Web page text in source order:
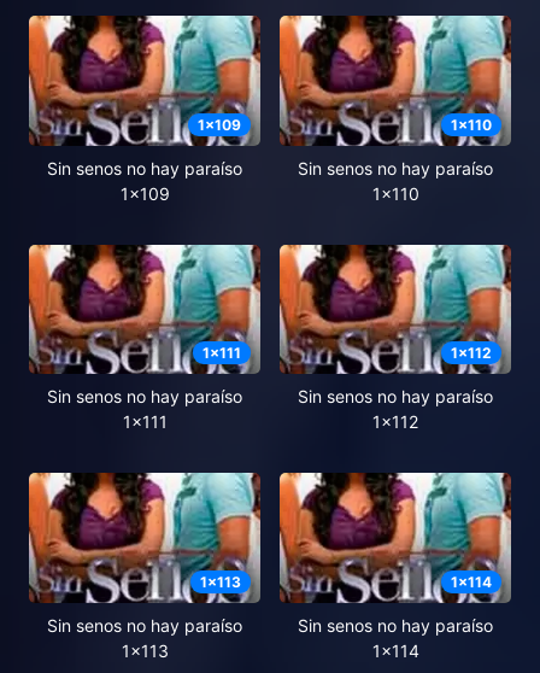
1x109
Sin senos no hay paraíso
1x109
1x110
Sin senos no hay paraíso
1x110
1x111
Sin senos no hay paraíso
1x111
1x112
Sin senos no hay paraíso
1x112
1x113
Sin senos no hay paraíso
1x113
1x114
Sin senos no hay paraíso
1x114